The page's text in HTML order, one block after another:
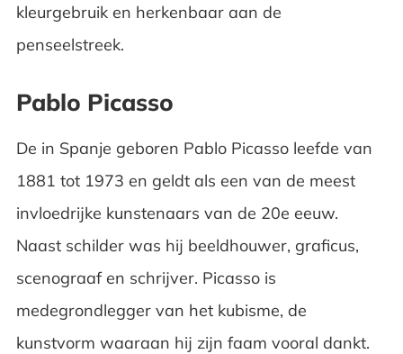
kleurgebruik en herkenbaar aan de
penseelstreek.
Pablo Picasso
De in Spanje geboren Pablo Picasso leefde van
1881 tot 1973 en geldt als een van de meest
invloedrijke kunstenaars van de 20e eeuw.
Naast schilder was hij beeldhouwer, graficus,
scenograaf en schrijver. Picasso is
medegrondlegger van het kubisme, de
kunstvorm waaraan hij zijn faam vooral dankt.